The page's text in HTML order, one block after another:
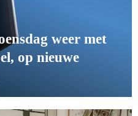
weer met
op nieuwe